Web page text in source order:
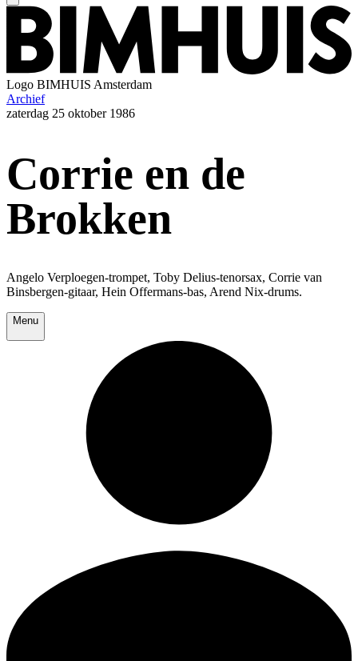
Logo BIMHUIS Amsterdam
Archief
zaterdag 25 oktober 1986
Corrie en de
Brokken
Angelo Verploegen-trompet, Toby Delius-tenorsax, Corrie van
Binsbergen-gitaar, Hein Offermans-bas, Arend Nix-drums.
Menu